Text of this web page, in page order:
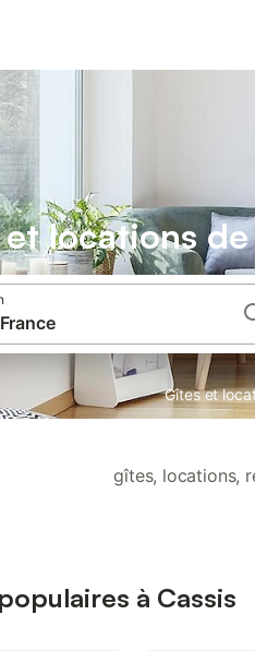
locations de
Gîtes et
gîtes, locations,
à Cassis